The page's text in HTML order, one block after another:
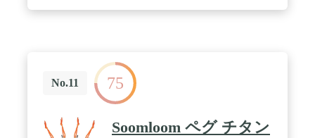
No.11 75
Soomloom ペグ チタン